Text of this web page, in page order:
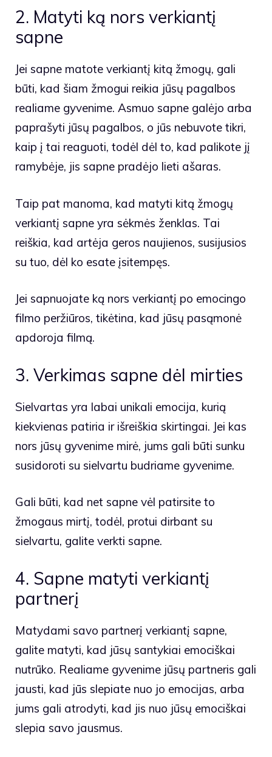
2. Matyti ką nors verkiantį
sapne
Jei sapne matote verkiantį kitą žmogų, gali
būti, kad šiam žmogui reikia jūsų pagalbos
realiame gyvenime. Asmuo sapne galėjo arba
paprašyti jūsų pagalbos, o jūs nebuvote tikri,
kaip į tai reaguoti, todėl dėl to, kad palikote jį
ramybėje, jis sapne pradėjo lieti ašaras.
Taip pat manoma, kad matyti kitą žmogų
verkiantį sapne yra sėkmės ženklas. Tai
reiškia, kad artėja geros naujienos, susijusios
su tuo, dėl ko esate įsitempęs.
Jei sapnuojate ką nors verkiantį po emocingo
filmo peržiūros, tikėtina, kad jūsų pasąmonė
apdoroja filmą.
3. Verkimas sapne dėl mirties
Sielvartas yra labai unikali emocija, kurią
kiekvienas patiria ir išreiškia skirtingai. Jei kas
nors jūsų gyvenime mirė, jums gali būti sunku
susidoroti su sielvartu budriame gyvenime.
Gali būti, kad net sapne vėl patirsite to
žmogaus mirtį, todėl, protui dirbant su
sielvartu, galite verkti sapne.
4. Sapne matyti verkiantį
partnerį
Matydami savo partnerį verkiantį sapne,
galite matyti, kad jūsų santykiai emociškai
nutrūko. Realiame gyvenime jūsų partneris gali
jausti, kad jūs slepiate nuo jo emocijas, arba
jums gali atrodyti, kad jis nuo jūsų emociškai
slepia savo jausmus.